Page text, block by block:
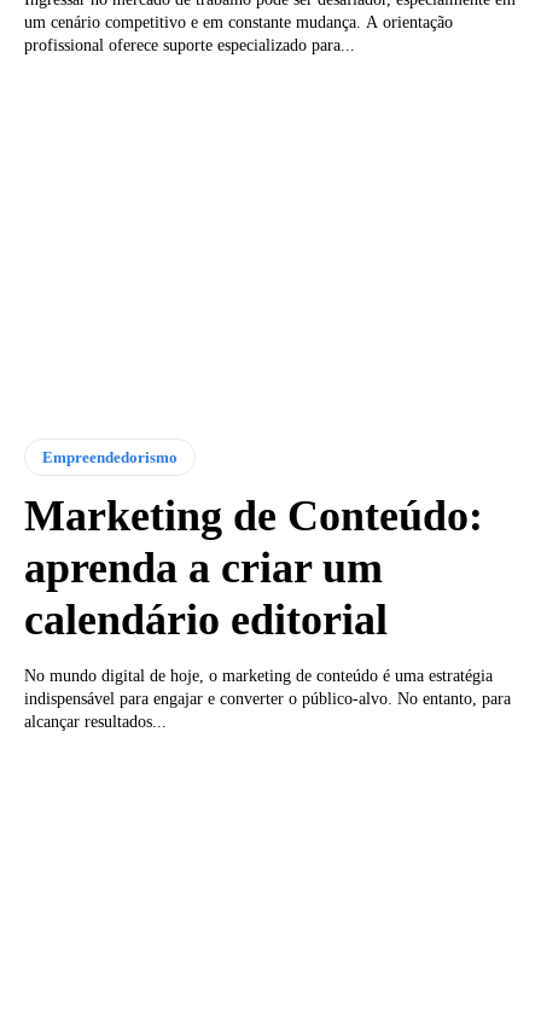
um cenário competitivo e em constante mudança. A orientação
profissional oferece suporte especializado para...
Empreendedorismo
Marketing de Conteúdo:
aprenda a criar um
calendário editorial
No mundo digital de hoje, o marketing de conteúdo é uma estratégia
indispensável para engajar e converter o público-alvo. No entanto, para
alcançar resultados...